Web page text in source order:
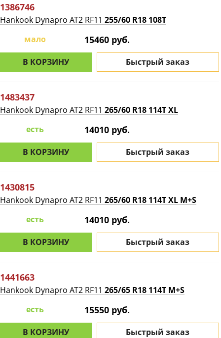
1386746
Hankook Dynapro AT2 RF11 255/60 R18 108T
мало
15460 руб.
В КОРЗИНУ Быстрый заказ
1483437
Hankook Dynapro AT2 RF11 265/60 R18 114T XL
есть
14010 руб.
В КОРЗИНУ Быстрый заказ
1430815
Hankook Dynapro AT2 RF11 265/60 R18 114T XL M+S
есть
14010 руб.
В КОРЗИНУ Быстрый заказ
1441663
Hankook Dynapro AT2 RF11 265/65 R18 114T M+S
есть
15550 руб.
В КОРЗИНУ Быстрый заказ